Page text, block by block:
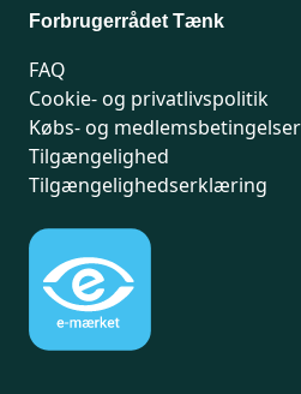
Forbrugerrådet Tænk
FAQ
Cookie- og privatlivspolitik
Købs- og medlemsbetingelser
Tilgængelighed
Tilgængelighedserklæring